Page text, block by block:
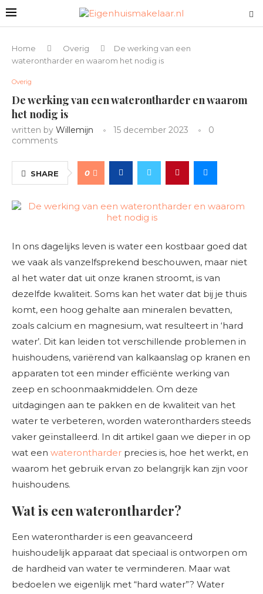
Home Overig
De werking van een
waterontharder en waarom het nodig is
Overig
De werking van een waterontharder en waarom
het nodig is
written by Willemijn 15 december 2023
0
comments
SHARE 0
In ons dagelijks leven is water een kostbaar goed dat
we vaak als vanzelfsprekend beschouwen, maar niet
al het water dat uit onze kranen stroomt, is van
dezelfde kwaliteit. Soms kan het water dat bij je thuis
komt, een hoog gehalte aan mineralen bevatten,
zoals calcium en magnesium, wat resulteert in ‘hard
water’. Dit kan leiden tot verschillende problemen in
huishoudens, variërend van kalkaanslag op kranen en
apparaten tot een minder efficiënte werking van
zeep en schoonmaakmiddelen. Om deze
uitdagingen aan te pakken en de kwaliteit van het
water te verbeteren, worden waterontharders steeds
vaker geïnstalleerd. In dit artikel gaan we dieper in op
wat een waterontharder precies is, hoe het werkt, en
waarom het gebruik ervan zo belangrijk kan zijn voor
huishoudens.
Wat is een waterontharder?
Een waterontharder is een geavanceerd
huishoudelijk apparaat dat speciaal is ontworpen om
de hardheid van water te verminderen. Maar wat
bedoelen we eigenlijk met “hard water”? Water